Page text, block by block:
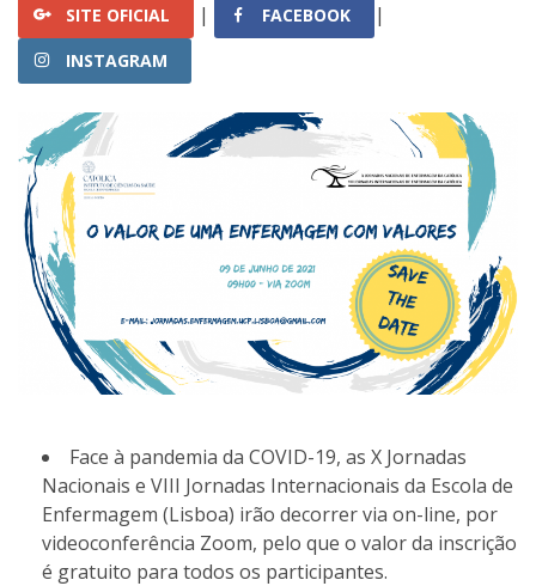
SITE OFICIAL | FACEBOOK |
INSTAGRAM
Face à pandemia da COVID-19, as X Jornadas
Nacionais e VIII Jornadas Internacionais da Escola de
Enfermagem (Lisboa) irão decorrer via on-line, por
videoconferência Zoom, pelo que o valor da inscrição
é gratuito para todos os participantes.